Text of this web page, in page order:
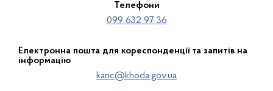
Телефони
099 632 97 36
Електронна пошта для кореспонденції та запитів на
інформацію
kanc@khoda.gov.ua